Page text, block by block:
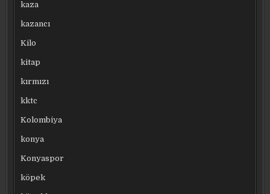
kaza
kazancı
Kilo
kitap
kırmızı
kktc
Kolombiya
konya
Konyaspor
köpek